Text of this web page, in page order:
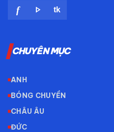
f play_arrow tk
CHUYÊN MỤC
ANH
BÓNG CHUYỀN
CHÂU ÂU
ĐỨC